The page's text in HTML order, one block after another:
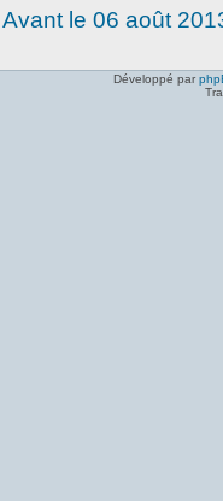
Avant le 06 août
Développé par